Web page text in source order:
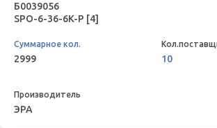
Б0039056
SPO-6-36-6K-P [4]
2999 10
ЭРА